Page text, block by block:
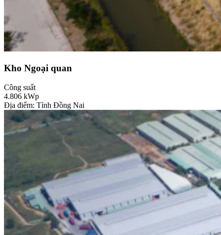
Kho Ngoại quan
Công suất
4.806 kWp
Địa điểm: Tỉnh Đồng Nai